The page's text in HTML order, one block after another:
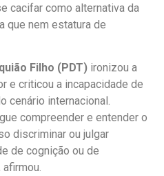
cacifar como alternativa da
que nem estatura de
Filho (PDT) ironizou a
e criticou a incapacidade de
cenário internacional.
compreender e entender o
discriminar ou julgar
de cognição ou de
afirmou.